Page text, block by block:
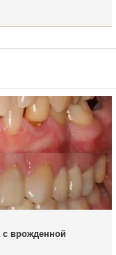
с врожденной